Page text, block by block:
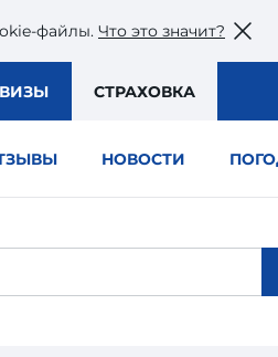
файлы. Что это значит?
ВИЗЫ СТРАХОВКА
НОВОСТИ